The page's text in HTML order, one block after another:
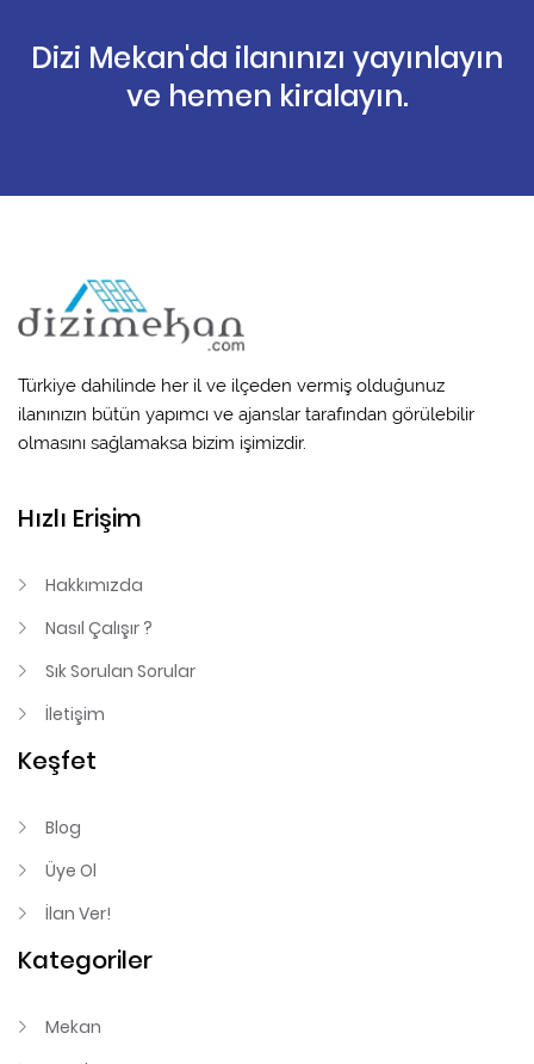
Dizi Mekan'da ilanınızı yayınlayın
ve hemen kiralayın.
Türkiye dahilinde her il ve ilçeden vermiş olduğunuz
ilanınızın bütün yapımcı ve ajanslar tarafından görülebilir
olmasını sağlamaksa bizim işimizdir.
Hızlı Erişim
Hakkımızda
Nasıl Çalışır ?
Sık Sorulan Sorular
İletişim
Keşfet
Blog
Üye Ol
İlan Ver!
Kategoriler
Mekan